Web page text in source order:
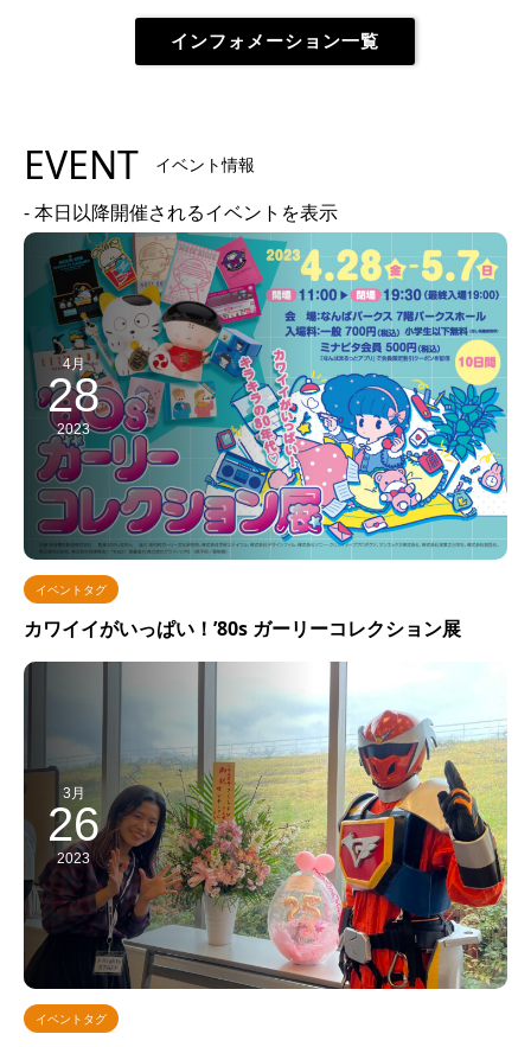
インフォメーション一覧
EVENT イベント情報
- 本日以降開催されるイベントを表示
4月
28
2023
イベントタグ
カワイイがいっぱい！’80s ガーリーコレクション展
3月
26
2023
イベントタグ